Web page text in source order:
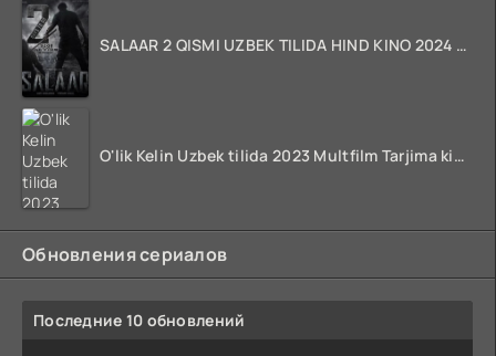
SALAAR 2 QISMI UZBEK TILIDA HIND KINO 2024 TARJIMA 720p HD Skachat
O'lik Kelin Uzbek tilida 2023 Multfilm Tarjima kino skachat
Обновления сериалов
Последние 10 обновлений